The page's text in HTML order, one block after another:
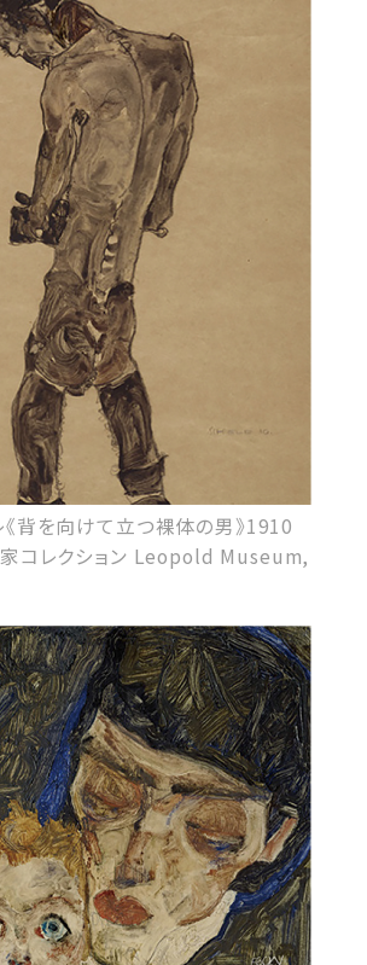
《背を向けて立つ裸体の男》1910
コレクション Leopold Museum,